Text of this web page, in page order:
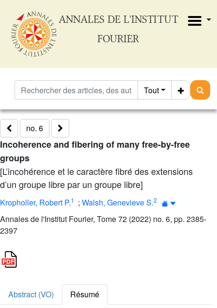
ANNALES DE L'INSTITUT
FOURIER
Tout
no. 6
Incoherence and fibering of many free-by-free
groups
[L’incohérence et le caractère fibré des extensions
d’un groupe libre par un groupe libre]
Kropholler, Robert P.1 ; Walsh, Genevieve S.2
Annales de l'Institut Fourier, Tome 72 (2022) no. 6, pp. 2385-
2397
Abstract (VO)
Résumé